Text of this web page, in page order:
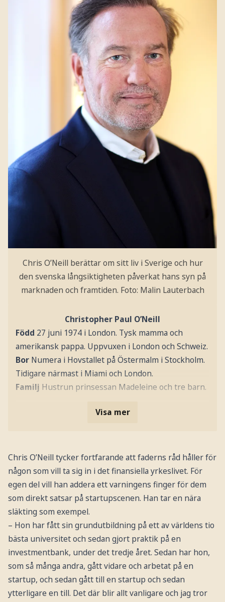
Chris O’Neill berättar om sitt liv i Sverige och hur
den svenska långsiktigheten påverkat hans syn på
marknaden och framtiden. Foto: Malin Lauterbach
Christopher Paul O’Neill
Född 27 juni 1974 i London. Tysk mamma och
amerikansk pappa. Uppvuxen i London och Schweiz.
Bor Numera i Hovstallet på Östermalm i Stockholm.
Tidigare närmast i Miami och London.
Familj Hustrun prinsessan Madeleine och tre barn.
Visa mer
Chris O’Neill tycker fortfarande att faderns råd håller för
någon som vill ta sig in i det finansiella yrkeslivet. För
egen del vill han addera ett varningens finger för dem
som direkt satsar på startupscenen. Han tar en nära
släkting som exempel.
– Hon har fått sin grundutbildning på ett av världens tio
bästa universitet och sedan gjort praktik på en
investmentbank, under det tredje året. Sedan har hon,
som så många andra, gått vidare och arbetat på en
startup, och sedan gått till en startup och sedan
ytterligare en till. Det där blir allt vanligare och jag tror